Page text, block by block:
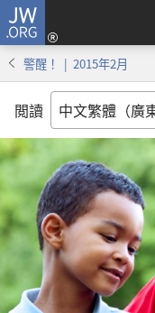
JW.ORG
警醒！ | 2015年2月
閲讀